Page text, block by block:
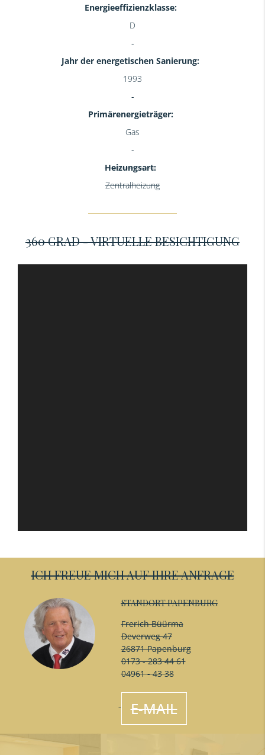
Energieeffizienzklasse:
D
Jahr der energetischen Sanierung:
1993
Primärenergieträger:
Gas
Heizungsart:
Zentralheizung
360 GRAD - VIRTUELLE BESICHTIGUNG
ICH FREUE MICH AUF IHRE ANFRAGE
STANDORT PAPENBURG
Frerich Büürma
Deverweg 47
26871 Papenburg
0173 - 283 44 61
04961 - 43 38
E-MAIL